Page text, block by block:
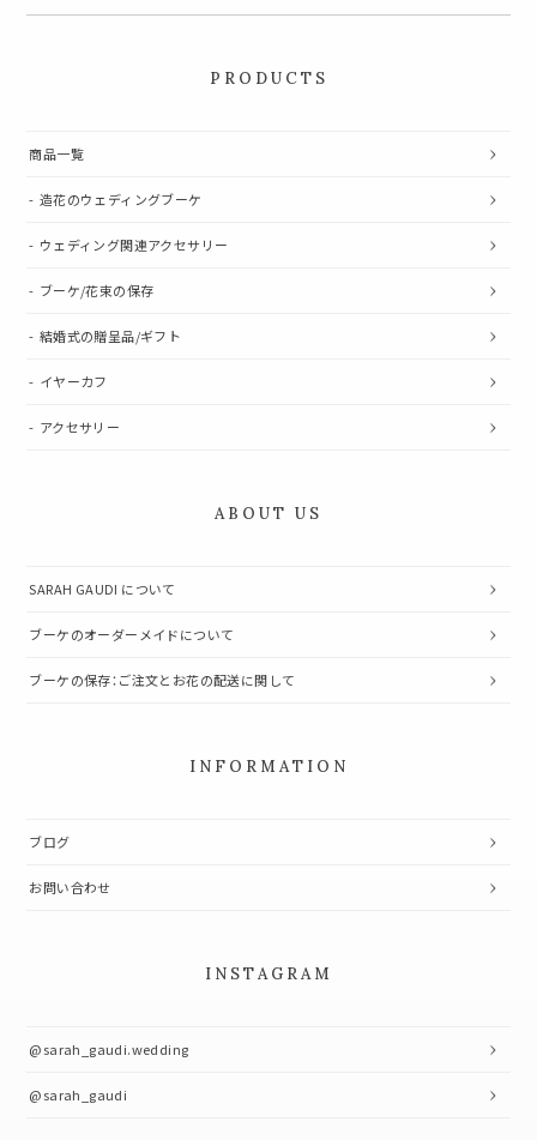
PRODUCTS
商品一覧
造花のウェディングブーケ
ウェディング関連アクセサリー
ブーケ/花束の保存
結婚式の贈呈品/ギフト
イヤーカフ
アクセサリー
ABOUT US
SARAH GAUDI について
ブーケのオーダーメイドについて
ブーケの保存：ご注文とお花の配送に関して
INFORMATION
ブログ
お問い合わせ
INSTAGRAM
@sarah_gaudi.wedding
@sarah_gaudi